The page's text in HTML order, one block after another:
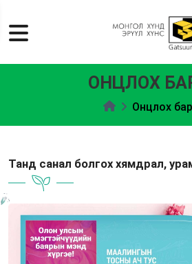
ОНЦЛОХ
Онцлох
Танд санал болгох хямдрал,